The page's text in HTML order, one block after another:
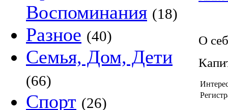
Воспоминания (18)
Разное (40)
Семья, Дом, Дети
(66)
Спорт (26)
О